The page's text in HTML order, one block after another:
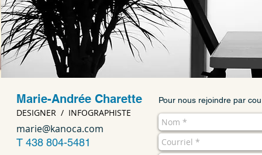
Marie-Andrée Charette
DESIGNER / INFOGRAPHISTE
marie@kanoca.com
T 438 804-5481
Pour nous rejoindre par